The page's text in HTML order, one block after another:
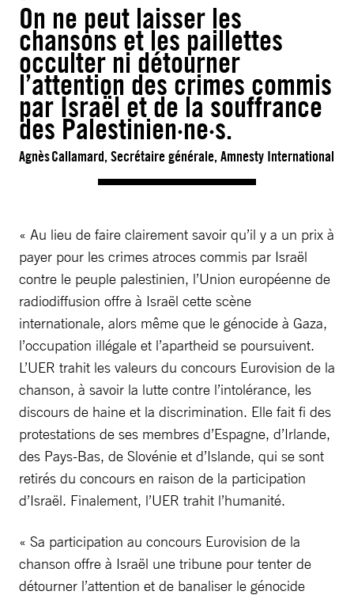
On ne peut laisser les
chansons et les paillettes
occulter ni détourner
l’attention des crimes commis
par Israël et de la souffrance
des Palestinien·ne·s.
Agnès Callamard, Secrétaire générale, Amnesty International
« Au lieu de faire clairement savoir qu’il y a un prix à
payer pour les crimes atroces commis par Israël
contre le peuple palestinien, l’Union européenne de
radiodiffusion offre à Israël cette scène
internationale, alors même que le génocide à Gaza,
l’occupation illégale et l’apartheid se poursuivent.
L’UER trahit les valeurs du concours Eurovision de la
chanson, à savoir la lutte contre l’intolérance, les
discours de haine et la discrimination. Elle fait fi des
protestations de ses membres d’Espagne, d’Irlande,
des Pays-Bas, de Slovénie et d’Islande, qui se sont
retirés du concours en raison de la participation
d’Israël. Finalement, l’UER trahit l’humanité.
« Sa participation au concours Eurovision de la
chanson offre à Israël une tribune pour tenter de
détourner l’attention et de banaliser le génocide